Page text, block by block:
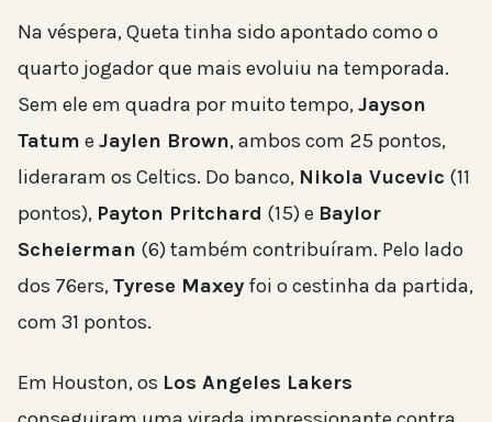
Na véspera, Queta tinha sido apontado como o
quarto jogador que mais evoluiu na temporada.
Sem ele em quadra por muito tempo,Jayson
Tatum e Jaylen Brown, ambos com 25 pontos,
lideraram os Celtics. Do banco, Nikola Vucevic (11
pontos), Payton Pritchard (15) e Baylor
Scheierman (6) também contribuíram. Pelo lado
dos 76ers,Tyrese Maxey foi o cestinha da partida,
com 31 pontos.
Em Houston, os Los Angeles Lakers